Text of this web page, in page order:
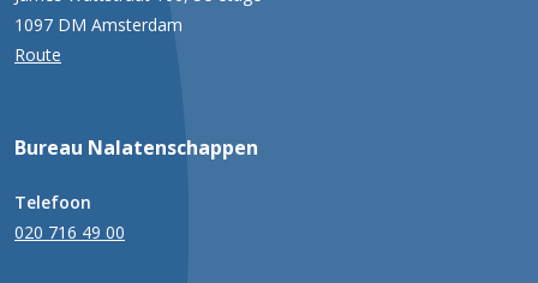
1097 DM Amsterdam
Route
Bureau Nalatenschappen
Telefoon
020 716 49 00